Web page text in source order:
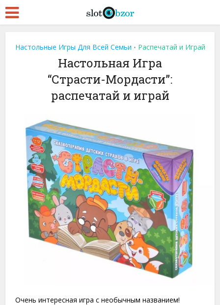
Настольные Игры Для Всей Семьи • Распечатай и Играй
Настольная Игра
“Страсти-Мордасти”:
распечатай и играй
Очень интересная игра с необычным названием!